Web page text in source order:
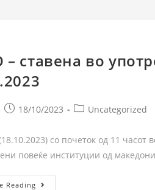
ставена во
18/10/2023 Uncategorized
со почеток од 11
повеќе институции од
Reading